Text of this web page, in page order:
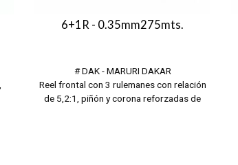
6+1R - 0.35mm275mts.
# DAK - MARURI DAKAR
Reel frontal con 3 rulemanes con relación
de 5,2:1, piñón y corona reforzadas de